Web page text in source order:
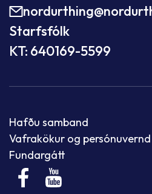
Starfsfólk
KT: 640169-5599
Hafðu samband
Vafrakökur og persónuvernd
Fundargátt